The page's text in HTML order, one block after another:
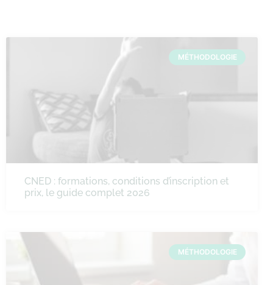
MÉTHODOLOGIE
CNED : formations, conditions d’inscription et
prix, le guide complet 2026
MÉTHODOLOGIE